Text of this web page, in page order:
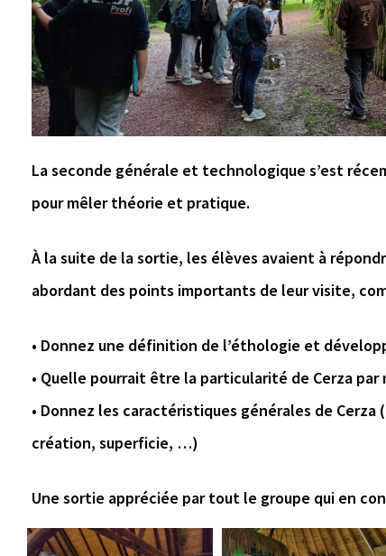
La seconde générale et technologique s’est
pour mêler théorie et pratique.
À la suite de la sortie, les élèves avaient à
abordant des points importants de leur visite,
• Donnez une définition de l’éthologie et
• Quelle pourrait être la particularité de Cerza par
• Donnez les caractéristiques générales de
création, superficie, …)
Une sortie appréciée par tout le groupe qui en